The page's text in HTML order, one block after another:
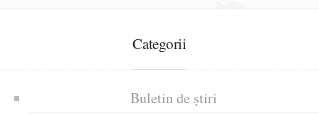
Categorii
Buletin de știri